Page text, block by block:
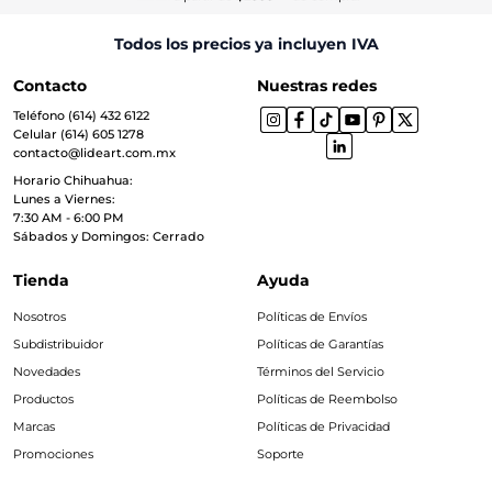
Todos los precios ya incluyen IVA
Contacto
Teléfono (614) 432 6122
Celular (614) 605 1278
contacto@lideart.com.mx
Horario Chihuahua:
Lunes a Viernes:
7:30 AM - 6:00 PM
Sábados y Domingos: Cerrado
Nuestras redes
Tienda
Nosotros
Subdistribuidor
Novedades
Productos
Marcas
Promociones
Ayuda
Políticas de Envíos
Políticas de Garantías
Términos del Servicio
Políticas de Reembolso
Políticas de Privacidad
Soporte